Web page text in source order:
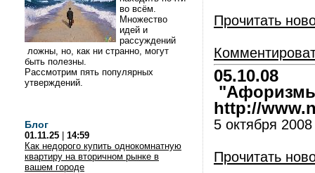
во всём.
Множество
идей и
рассуждений
ложны, но, как ни странно, могут
быть полезны.
Рассмотрим пять популярных
утверждений.
Блог
01.11.25
14:59
Как недорого купить однокомнатную
квартиру на вторичном рынке в
вашем городе
Прочитать
05.10.08
"Афоризмы
http://
5 октября 2008
Прочитать